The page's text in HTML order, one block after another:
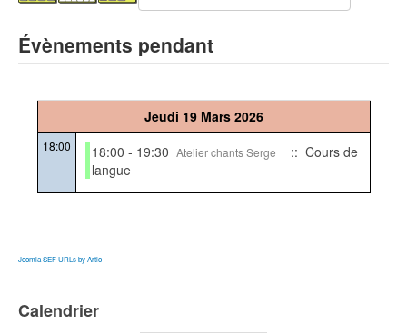
Évènements pendant
Jeudi 19 Mars 2026
18:00 18:00 - 19:30 Atelier chants Serge
:: Cours de
langue
Joomla SEF URLs by Artio
Calendrier